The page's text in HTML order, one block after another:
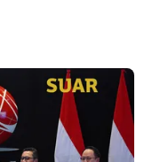
pemerintah. Di
global,